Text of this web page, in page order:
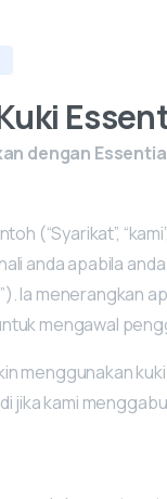
dengan
(“Syarikat”,
anda apabila
Ia menerangkan
mengawal
menggunakan
jika kami